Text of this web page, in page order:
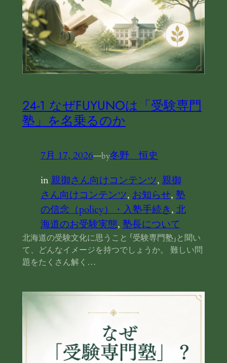
24‐1 なぜFUYUNOは「受験専門
塾」を名乗るのか
7月 17, 2026—by冬野 恒史
in親御さん向けコンテンツ, 親御
さん向けコンテンツ, お知らせ, 塾
の信念（policy）・入塾手続き, 北
海道のお受験実態, 塾長について
北海道の受験文化に思うこと 「受験専門塾」と聞い
て、どんなイメージを持つでしょうか。 難しい問
題をたくさん解く…